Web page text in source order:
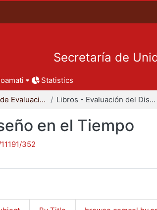
Secretaría de
Statistics
Departamento de Evaluación del Diseño en el Tiempo Libros - Evaluación del Diseño en el Tiempo
en el Tiempo
352